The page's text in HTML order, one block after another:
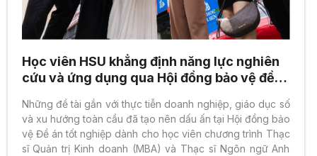
Học viên HSU khẳng định năng lực nghiên
cứu và ứng dụng qua Hội đồng bảo vệ đề
Những đề tài gắn với thực tiễn doanh nghiệp, giáo dục số
và xu hướng toàn cầu đã tạo nên dấu ấn tại Hội đồng bảo
vệ Đề án tốt nghiệp dành cho học viên chương trình Thạc
sĩ Quản trị Kinh doanh (MBA) và Thạc sĩ Ngôn ngữ Anh